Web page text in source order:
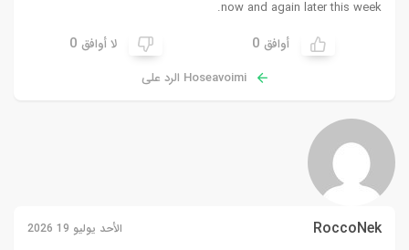
now and again later this week.
أوافق 0 لا أوافق 0
Hoseavoimi الرد على
RoccoNek الأحد يوليو 19 2026